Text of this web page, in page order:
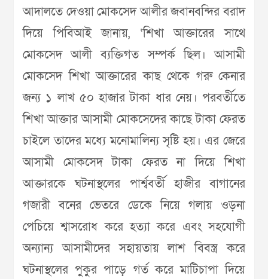
আদালতে দেওয়া মোকসেদ আলীর জবানবন্দির বরাদ
দিয়ে পিবিআই জানায়, ‘শিখা আক্তারের সাথে
মোকসেদ আলী ব্যক্তিগত সম্পর্ক ছিল। আসামী
মোকসেদ শিখা আক্তারের কাছ থেকে গরু কেনার
জন্য ১ লাখ ৫০ হাজার টাকা ধার নেয়। পরবর্তীতে
শিখা আক্তার আসামী মোকসেদের কাছে টাকা ফেরত
চাইলে তাদের মধ্যে মনোমালিন্য সৃষ্টি হয়। এর জেরে
আসামী মোকসেদ টাকা ফেরত না দিয়ে শিখা
আক্তারকে ঘটনাস্থলের পার্শ্ববর্তী হাজীর বাগানের
গজারী বনের ভেতরে ডেকে নিয়ে গলায় ওড়না
পেচিয়ে শ্বাসরোধ করে হত্যা করে এবং সহযোগী
অন্যান্য আসামীদের সহায়তায় লাশ বিবস্ত্র করে
ঘটনাস্থলের পুকুর পাড়ে গর্ত করে মাটিচাপা দিয়ে